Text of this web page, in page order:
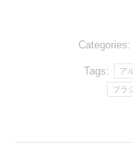
Categories:
Tags: ア
プラ